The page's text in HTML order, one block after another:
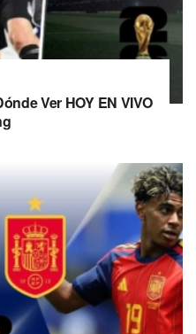
Ver HOY EN VIVO